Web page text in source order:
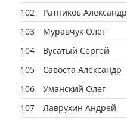
102 Ратников Александр
103
Муравчук Олег
104
Вусатый Сергей
105
Савоста Александр
106
Уманский Олег
107
Лаврухин Андрей